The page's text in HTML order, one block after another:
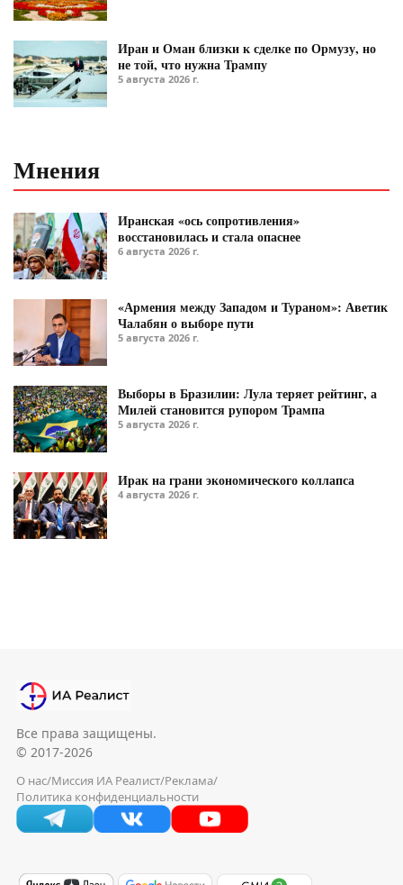
Иран и Оман близки к сделке по Ормузу, но
не той, что нужна Трампу
5 августа 2026 г.
Мнения
Иранская «ось сопротивления»
восстановилась и стала опаснее
6 августа 2026 г.
«Армения между Западом и Тураном»: Аветик
Чалабян о выборе пути
5 августа 2026 г.
Выборы в Бразилии: Лула теряет рейтинг, а
Милей становится рупором Трампа
5 августа 2026 г.
Ирак на грани экономического коллапса
4 августа 2026 г.
Все права защищены.
© 2017-2026
О нас/Миссия ИА Реалист/Реклама/
Политика конфиденциальности